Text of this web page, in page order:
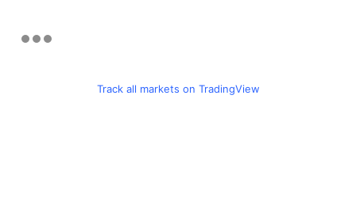
Track all markets on TradingView